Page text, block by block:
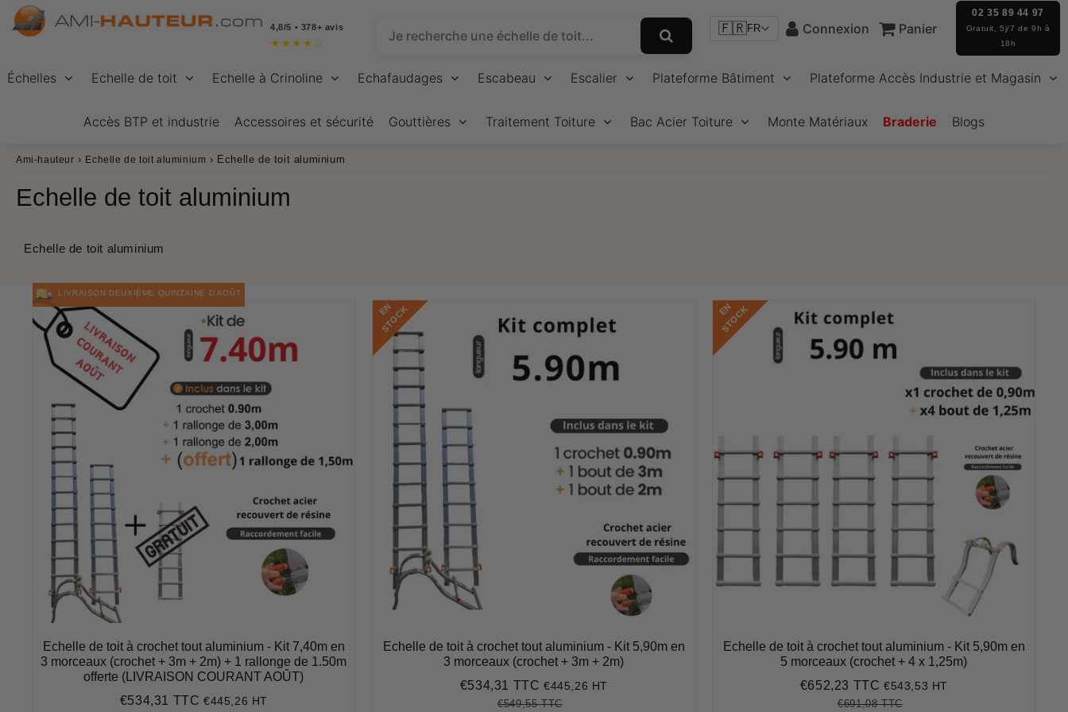
4,8/5 • 378+ avis
★ ★ ★ ★ ☆
🇫🇷FR Connexion Panier
02 35 89 44 97
Gratuit, 5j/7 de 9h à
18h
Échelles Echelle de toit Echelle à Crinoline Echafaudages Escabeau Escalier Plateforme Bâtiment Plateforme Accès Industrie et Magasin
Accès BTP et industrie Accessoires et sécurité Gouttières Traitement Toiture Bac Acier Toiture Monte Matériaux Braderie Blogs
Ami-hauteur › Echelle de toit aluminium › Echelle de toit aluminium
Echelle de toit aluminium
Echelle de toit aluminium
LIVRAISON DEUXIÈME QUINZAINE D'AOÛT
Echelle de toit à crochet tout aluminium - Kit 7,40m en
3 morceaux (crochet + 3m + 2m) + 1 rallonge de 1.50m
offerte (LIVRAISON COURANT AOÛT)
Prix
€534,31 TTC€534,31
€445,26 HT
E
N
S
T
O
C
K
Echelle de toit à crochet tout aluminium - Kit 5,90m en
3 morceaux (crochet + 3m + 2m)
Prix
€534,31 TTC€534,31
€445,26 HT
Prix
€549,55 TTC€549,55
E
N
S
T
O
C
K
Echelle de toit à crochet tout aluminium - Kit 5,90m en
5 morceaux (crochet + 4 x 1,25m)
Prix
€652,23 TTC€652,23
€543,53 HT
Prix
€691,08 TTC€691,08